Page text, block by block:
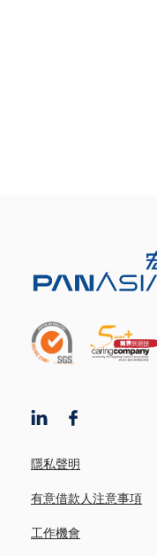
隱私聲明
有意借款人注意事項
工作機會